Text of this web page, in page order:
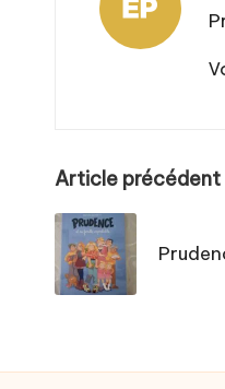
Post
Article précédent